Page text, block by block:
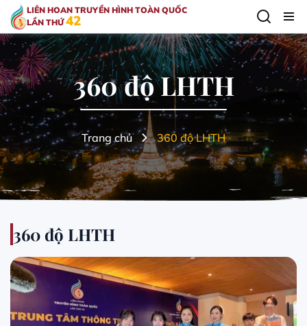
LIÊN HOAN TRUYỀN HÌNH TOÀN QUỐC
LẦN THỨ42
360 độ LHTH
Trang chủ 360 độ LHTH
360 độ LHTH